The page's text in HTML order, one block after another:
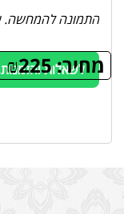
התמונה להמחשה.
מחיר: ₪225לשאלות